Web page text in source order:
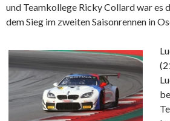
und Teamkollege Ricky Collard war es
dem Sieg im zweiten Saisonrennen in